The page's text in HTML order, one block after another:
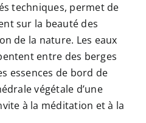
techniques, permet de
sur la beauté des
de la nature. Les eaux
entre des berges
essences de bord de
végétale d’une
à la méditation et à la